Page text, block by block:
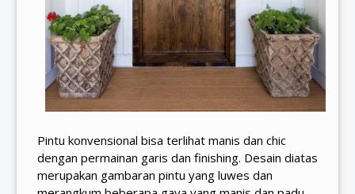
Pintu konvensional bisa terlihat manis dan chic
dengan permainan garis dan finishing. Desain diatas
merupakan gambaran pintu yang luwes dan